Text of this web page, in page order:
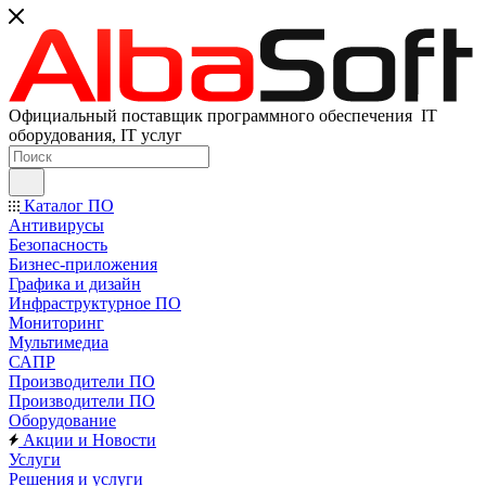
Официальный поставщик программного обеспечения IT
оборудования, IT услуг
Каталог ПО
Антивирусы
Безопасность
Бизнес-приложения
Графика и дизайн
Инфраструктурное ПО
Мониторинг
Мультимедиа
САПР
Производители ПО
Производители ПО
Оборудование
Акции и Новости
Услуги
Решения и услуги